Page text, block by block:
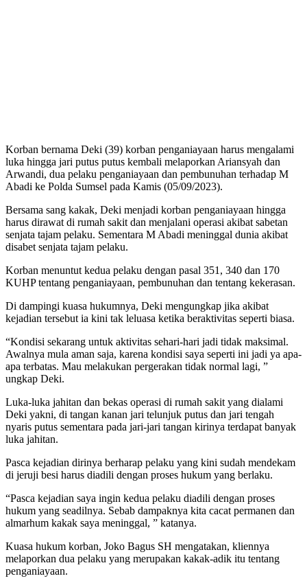
Korban bernama Deki (39) korban penganiayaan harus mengalami
luka hingga jari putus putus kembali melaporkan Ariansyah dan
Arwandi, dua pelaku penganiayaan dan pembunuhan terhadap M
Abadi ke Polda Sumsel pada Kamis (05/09/2023).
Bersama sang kakak, Deki menjadi korban penganiayaan hingga
harus dirawat di rumah sakit dan menjalani operasi akibat sabetan
senjata tajam pelaku. Sementara M Abadi meninggal dunia akibat
disabet senjata tajam pelaku.
Korban menuntut kedua pelaku dengan pasal 351, 340 dan 170
KUHP tentang penganiayaan, pembunuhan dan tentang kekerasan.
Di dampingi kuasa hukumnya, Deki mengungkap jika akibat
kejadian tersebut ia kini tak leluasa ketika beraktivitas seperti biasa.
“Kondisi sekarang untuk aktivitas sehari-hari jadi tidak maksimal.
Awalnya mula aman saja, karena kondisi saya seperti ini jadi ya apa-
apa terbatas. Mau melakukan pergerakan tidak normal lagi, ”
ungkap Deki.
Luka-luka jahitan dan bekas operasi di rumah sakit yang dialami
Deki yakni, di tangan kanan jari telunjuk putus dan jari tengah
nyaris putus sementara pada jari-jari tangan kirinya terdapat banyak
luka jahitan.
Pasca kejadian dirinya berharap pelaku yang kini sudah mendekam
di jeruji besi harus diadili dengan proses hukum yang berlaku.
“Pasca kejadian saya ingin kedua pelaku diadili dengan proses
hukum yang seadilnya. Sebab dampaknya kita cacat permanen dan
almarhum kakak saya meninggal, ” katanya.
Kuasa hukum korban, Joko Bagus SH mengatakan, kliennya
melaporkan dua pelaku yang merupakan kakak-adik itu tentang
penganiayaan.